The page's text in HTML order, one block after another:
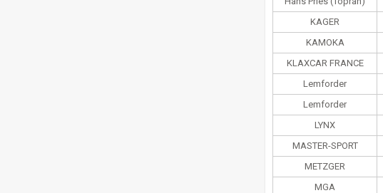
KAGER
KAMOKA
KLAXCAR FRANCE
Lemforder
Lemforder
LYNX
MASTER-SPORT
METZGER
MGA